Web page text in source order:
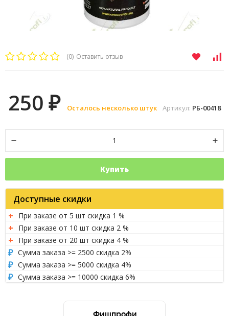
(0) Оставить отзыв
Артикул: РБ-00418
Осталось несколько штук
250 ₽
Купить
Доступные скидки
При заказе от 5 шт скидка 1 %
При заказе от 10 шт скидка 2 %
При заказе от 20 шт скидка 4 %
Сумма заказа >= 2500 скидка 2%
Сумма заказа >= 5000 скидка 4%
Сумма заказа >= 10000 скидка 6%